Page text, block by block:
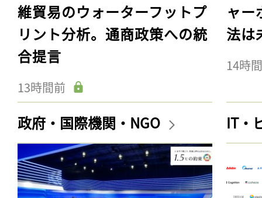
維貿易のウォーターフットプ
リント分析。通商政策への統
合提言
13時間前
ャー
法は
14時
政府・国際機関・NGO IT・